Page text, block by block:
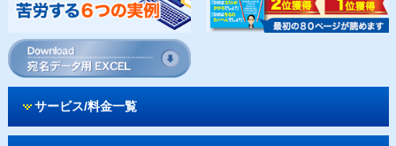
サービス/料金一覧